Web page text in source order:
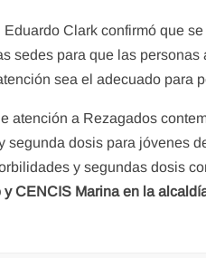
Eduardo Clark confirmó que
sedes para que las
sea el adecuado para
atención a Rezagados
segunda dosis para jóvenes
y segundas dosis
y CENCIS Marina en la